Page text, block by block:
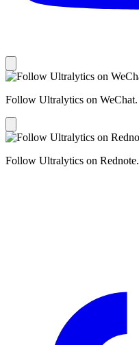
Follow Ultralytics on WeChat.
Follow Ultralytics on Rednote.